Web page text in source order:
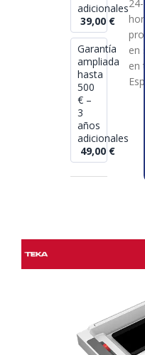
adicionales
39,00 €
Garantía
ampliada
hasta
500
€ –
3
años
adicionales
49,00 €
24-
en
en